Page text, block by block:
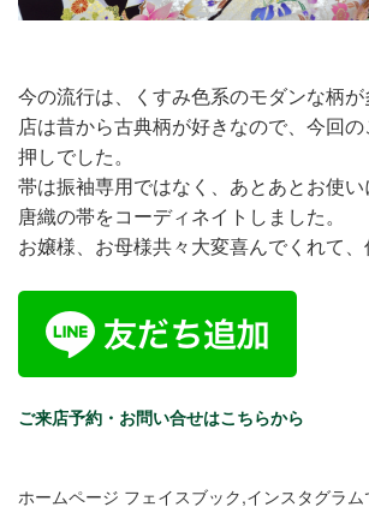
今の流行は、くすみ色系のモダンな柄
店は昔から古典柄が好きなので、今回
押しでした。
帯は振袖専用ではなく、あとあとお使
唐織の帯をコーディネイトしました。
お嬢様、お母様共々大変喜んでくれて、
ご来店予約・お問い合せはこちらから
ホームページ フェイスブック,インスタグラ